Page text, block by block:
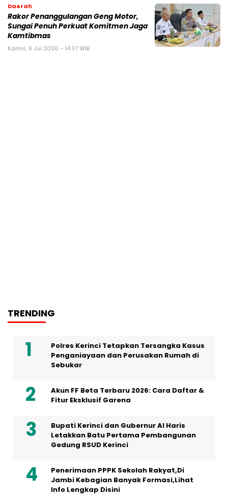
Daerah
Rakor Penanggulangan Geng Motor,
Sungai Penuh Perkuat Komitmen Jaga
Kamtibmas
Kamis, 9 Jul 2026 - 14:37 WIB
TRENDING
Polres Kerinci Tetapkan Tersangka Kasus
Penganiayaan dan Perusakan Rumah di
Sebukar
Akun FF Beta Terbaru 2026: Cara Daftar &
Fitur Eksklusif Garena
Bupati Kerinci dan Gubernur Al Haris
Letakkan Batu Pertama Pembangunan
Gedung RSUD Kerinci
Penerimaan PPPK Sekolah Rakyat,Di
Jambi Kebagian Banyak Formasi,Lihat
Info Lengkap Disini